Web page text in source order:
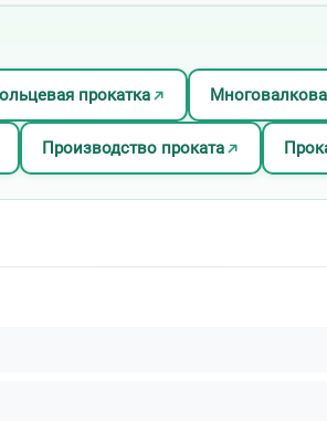
прокатка
Производство проката